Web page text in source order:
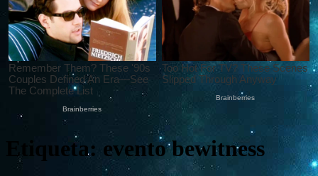
Etiqueta: evento bewitness